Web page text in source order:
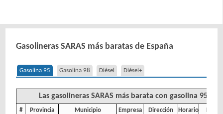
Gasolineras SARAS más baratas de España
Gasolina 95 Gasolina 98 Diésel Diésel+
Las gasolineras SARAS más barata con gasolina 95
# Provincia Municipio Empresa Dirección Horario